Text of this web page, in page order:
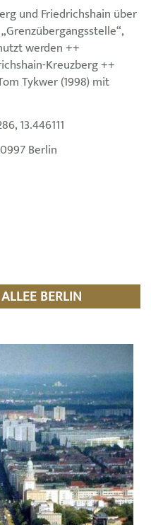
und Friedrichshain über
werden ++
Kreuzberg ++
Tykwer (1998) mit
13.446111
Berlin
BERLIN